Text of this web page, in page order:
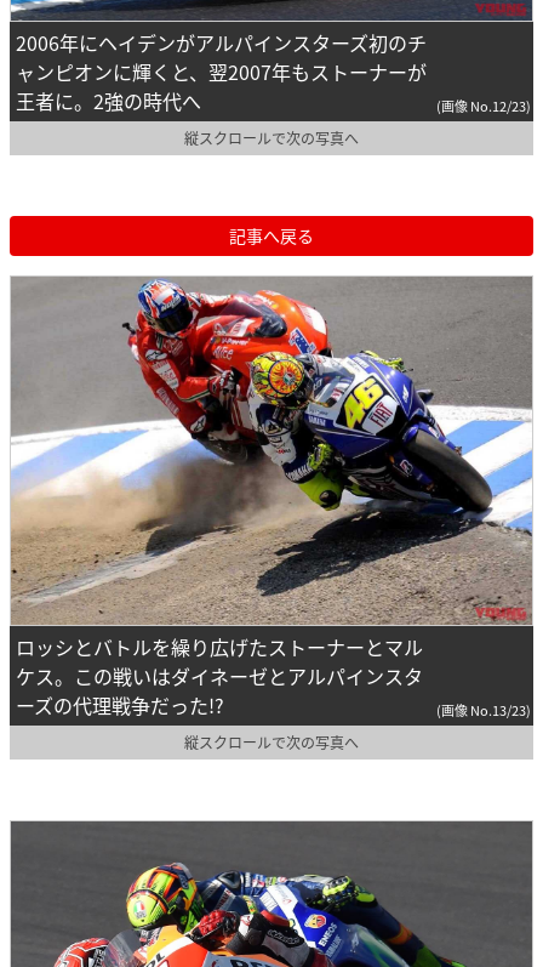
2006年にヘイデンがアルパインスターズ初のチ
ャンピオンに輝くと、翌2007年もストーナーが
王者に。2強の時代へ
(画像 No.12/23)
縦スクロールで次の写真へ
記事へ戻る
ロッシとバトルを繰り広げたストーナーとマル
ケス。この戦いはダイネーゼとアルパインスタ
ーズの代理戦争だった!?
(画像 No.13/23)
縦スクロールで次の写真へ